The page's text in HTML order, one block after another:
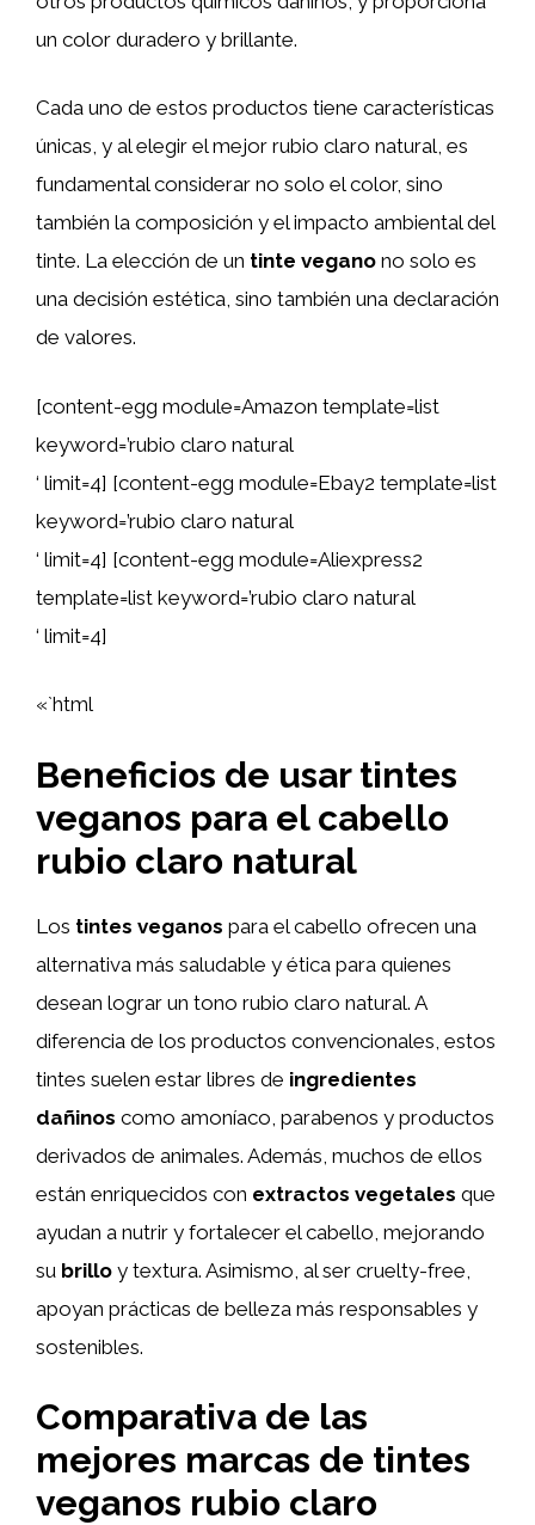
un color duradero y brillante.
Cada uno de estos productos tiene características
únicas, y al elegir el mejor rubio claro natural, es
fundamental considerar no solo el color, sino
también la composición y el impacto ambiental del
tinte. La elección de un tinte vegano no solo es
una decisión estética, sino también una declaración
de valores.
[content-egg module=Amazon template=list
keyword=’rubio claro natural
‘ limit=4] [content-egg module=Ebay2 template=list
keyword=’rubio claro natural
‘ limit=4] [content-egg module=Aliexpress2
template=list keyword=’rubio claro natural
‘ limit=4]
«`html
Beneficios de usar tintes
veganos para el cabello
rubio claro natural
Los tintes veganos para el cabello ofrecen una
alternativa más saludable y ética para quienes
desean lograr un tono rubio claro natural. A
diferencia de los productos convencionales, estos
tintes suelen estar libres de ingredientes
dañinos como amoníaco, parabenos y productos
derivados de animales. Además, muchos de ellos
están enriquecidos con extractos vegetales que
ayudan a nutrir y fortalecer el cabello, mejorando
su brillo y textura. Asimismo, al ser cruelty-free,
apoyan prácticas de belleza más responsables y
sostenibles.
Comparativa de las
mejores marcas de tintes
veganos rubio claro